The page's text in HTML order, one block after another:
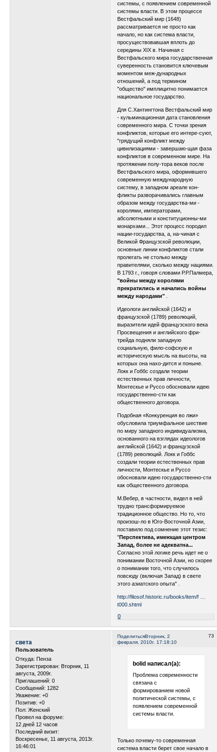
системы, с появлением современной
системы власти. В этом процессе
Вестфальский мир (1648)
рассматривается не просто как
начало, но как система власти,
просуществовавшая вплоть до
середины XIX в. Начиная с
Вестфальского мира государственная
суверенность становится ключевым
моментом меж-дународных
отношений, а под термином
"общество" имплицитно понимается
национальное государство.
Для С.Хантингтона Вестфальский мир
- кульминационная дата становления
современного мира. С точки зрения
конфликтов, которые его интере-суют,
"грядущий конфликт между
цивилизациями - завершаю-щая фаза
конфликтов в современном мире. На
протяжении полу-тора веков после
Вестфальского мира, оформившего
современную международную
систему, в западном ареале кон-
фликты разворачивались главным
образом между государства-ми -
королями, императорами,
абсолютными и конституционны-ми
монархами... Этот процесс породил
нации-государства, а, на-чиная с
Великой Французской революции,
основные линии конфликтов стали
пролегать не столько между
правителями, сколько между нациями.
В 1793 г., говоря словами Р.Р.Палмера,
"войны между королями
прекратились и начались войны
между народами"
Идеологи английской (1642) и
французской (1789) революций,
выразители идей французского века
Просвещения и английского фри-
трейда подняли западную
социальную, фило-софскую и
историческую мысль на высоты, на
которых она нахо-дится и поныне.
Локк и Гоббс создали теории
естественных прав личности,
Монтескье и Руссо обосновали идею
государственно-сти как
общественного договора.
Подобная «Конкуренция во лжи»
обусловила триумфальное шествие
по миру западного индивидуализма,
основанного на взглядах идеологов
английской (1642) и французской
(1789) революций. Локк и Гоббс
создали теории естественных прав
личности, Монтескье и Руссо
обосновали идею государственно-сти
как общественного договора.
М.Вебер, в частности, видел в ней
трудно трансформируемое
традиционное общество. Но то, что
произош-ло в Юго-Восточной Азии,
поставило под сомнение этот тезис:
"Перспектива, имеющая центром
Запад, более не адекватна...
Согласно этой логике речь идет не о
понимании Восточной Азии, но скорее
о понимании того, что случилось
повсюду (включая Запад) в свете
этого азиатского опыта" .
http://filosof.historic.ru/books/item/f …
t000.shtml
0
Поделиться 73
Вторник, 2
февраля, 2010г. 17:18:10
света
Пользователь
Откуда: Пенза
Зарегистрирован: Вторник, 11
августа, 2009г.
Приглашений: 0
Сообщений: 1282
Уважение: +0
Позитив: +0
Пол: Женский
Провел на форуме:
12 дней 12 часов
Последний визит:
Воскресенье, 11 августа, 2013г.
16:46:01
bolid написал(а):
Проблема современности
связана с
формированием новой
политической системы, с
появлением современной
системы власти.
Только почему-то современная
система власти берет свое начало в